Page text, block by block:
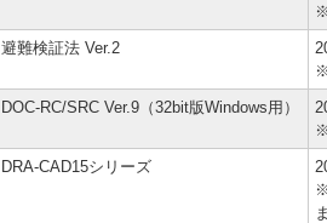
避難検証法 Ver.2
DOC-RC/SRC Ver.9（32bit版Windows用）
DRA-CAD15シリーズ